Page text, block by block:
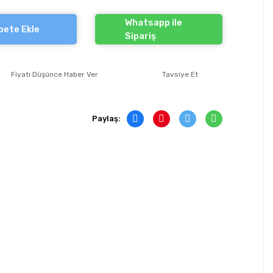
Ekle
Whatsapp ile
Sipariş
Fiyatı Düşünce Haber Ver Tavsiye Et
Paylaş: